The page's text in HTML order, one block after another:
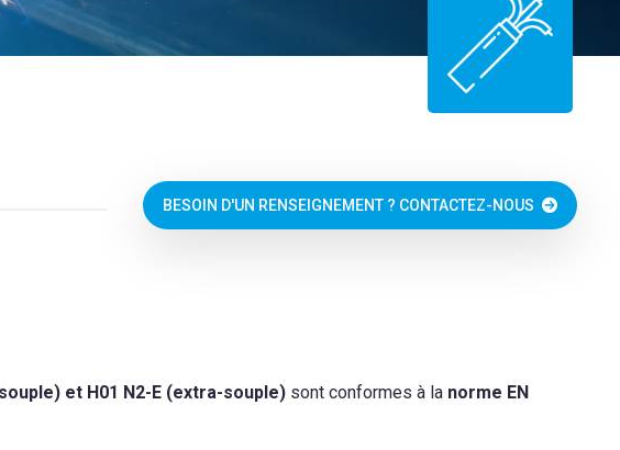
BESOIN D'UN RENSEIGNEMENT ? CONTACTEZ-NOUS
et H01 N2-E (extra-souple)sont conformes à la norme EN